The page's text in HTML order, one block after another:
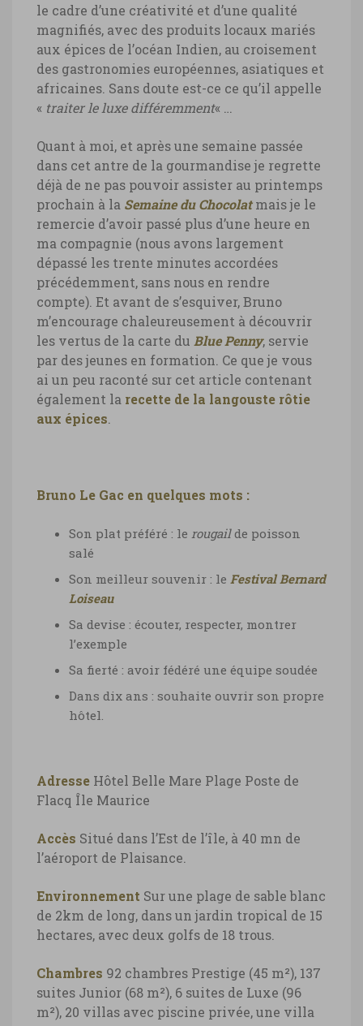
le cadre d’une créativité et d’une qualité
magnifiés, avec des produits locaux mariés
aux épices de l’océan Indien, au croisement
des gastronomies européennes, asiatiques et
africaines. Sans doute est-ce ce qu’il appelle
« traiter le luxe différemment« …
Quant à moi, et après une semaine passée
dans cet antre de la gourmandise je regrette
déjà de ne pas pouvoir assister au printemps
prochain à la Semaine du Chocolatmais je le
remercie d’avoir passé plus d’une heure en
ma compagnie (nous avons largement
dépassé les trente minutes accordées
précédemment, sans nous en rendre
compte). Et avant de s’esquiver, Bruno
m’encourage chaleureusement à découvrir
les vertus de la carte du Blue Penny, servie
par des jeunes en formation. Ce que je vous
ai un peu raconté sur cet article contenant
également la recette de la langouste rôtie
aux épices
Bruno Le Gac en quelques mots :
Son plat préféré : le rougailde poisson
salé
Son meilleur souvenir : le Festival Bernard
Loiseau
Sa devise : écouter, respecter, montrer
l’exemple
Sa fierté : avoir fédéré une équipe soudée
Dans dix ans : souhaite ouvrir son propre
hôtel.
Adresse Hôtel Belle Mare Plage Poste de
Flacq Île Maurice
Accès Situé dans l’Est de l’île, à 40 mn de
l’aéroport de Plaisance.
Environnement Sur une plage de sable blanc
de 2km de long, dans un jardin tropical de 15
hectares, avec deux golfs de 18 trous.
Chambres 92 chambres Prestige (45 m²), 137
suites Junior (68 m²), 6 suites de Luxe (96
m²), 20 villas avec piscine privée, une villa